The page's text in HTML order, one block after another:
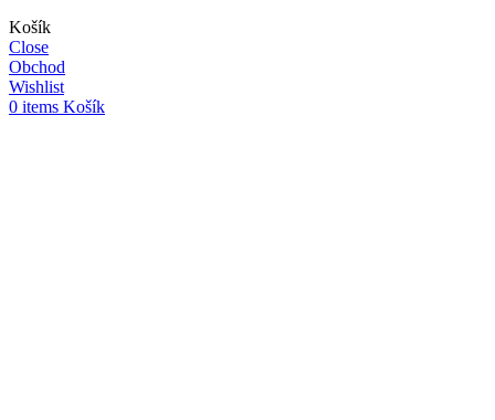
Košík
Close
Obchod
Wishlist
0 items Košík